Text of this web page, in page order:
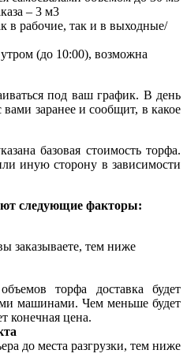
– 3 м3
в рабочие, так и в выходные/
(до 10:00), возможна
под ваш график. В день
вами заранее и сообщит, в какое
базовая стоимость торфа.
иную сторону в зависимости
следующие факторы:
заказываете, тем ниже
торфа доставка будет
машинами. Чем меньше будет
конечная цена.
до места разгрузки, тем ниже